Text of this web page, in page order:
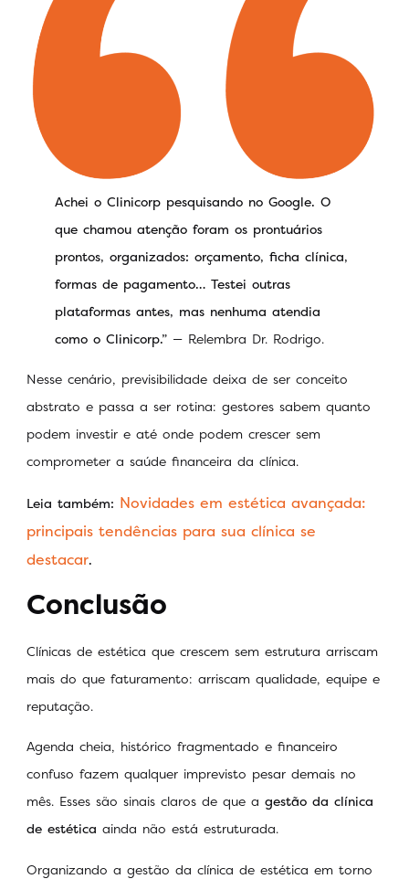
Achei o Clinicorp pesquisando no Google. O
que chamou atenção foram os prontuários
prontos, organizados: orçamento, ficha clínica,
formas de pagamento… Testei outras
plataformas antes, mas nenhuma atendia
como o Clinicorp.” — Relembra Dr. Rodrigo.
Nesse cenário, previsibilidade deixa de ser conceito
abstrato e passa a ser rotina: gestores sabem quanto
podem investir e até onde podem crescer sem
comprometer a saúde financeira da clínica.
Leia também: Novidades em estética avançada:
principais tendências para sua clínica se
destacar.
Conclusão
Clínicas de estética que crescem sem estrutura arriscam
mais do que faturamento: arriscam qualidade, equipe e
reputação.
Agenda cheia, histórico fragmentado e financeiro
confuso fazem qualquer imprevisto pesar demais no
mês. Esses são sinais claros de que a gestão da clínica
de estética ainda não está estruturada.
Organizando a gestão da clínica de estética em torno